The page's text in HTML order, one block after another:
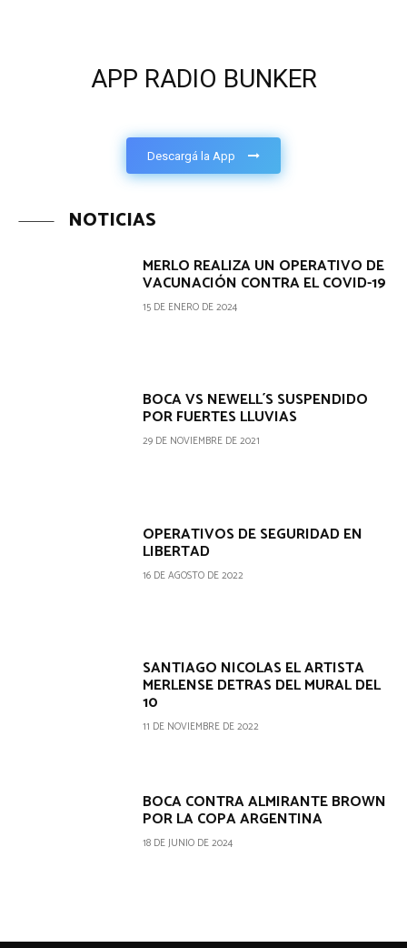
APP RADIO BUNKER
Descargá la App
NOTICIAS
MERLO REALIZA UN OPERATIVO DE
VACUNACIÓN CONTRA EL COVID-19
15 DE ENERO DE 2024
BOCA VS NEWELL´S SUSPENDIDO
POR FUERTES LLUVIAS
29 DE NOVIEMBRE DE 2021
OPERATIVOS DE SEGURIDAD EN
LIBERTAD
16 DE AGOSTO DE 2022
SANTIAGO NICOLAS EL ARTISTA
MERLENSE DETRAS DEL MURAL DEL
10
11 DE NOVIEMBRE DE 2022
BOCA CONTRA ALMIRANTE BROWN
POR LA COPA ARGENTINA
18 DE JUNIO DE 2024